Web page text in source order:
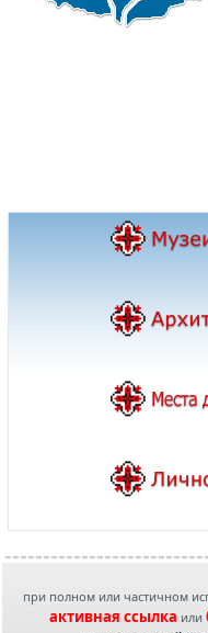
при полном или частичном
активная ссылка или